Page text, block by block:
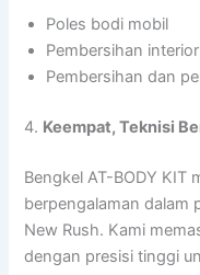
Poles bodi mobil
Pembersihan
Pembersihan dan
4. Keempat, Teknisi
Bengkel AT-BODY KIT
berpengalaman dalam
New Rush. Kami
dengan presisi tinggi